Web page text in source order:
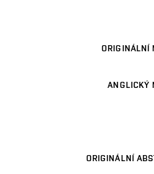
ORIGINÁLNÍ
ANGLICKÝ
ORIGINÁLNÍ